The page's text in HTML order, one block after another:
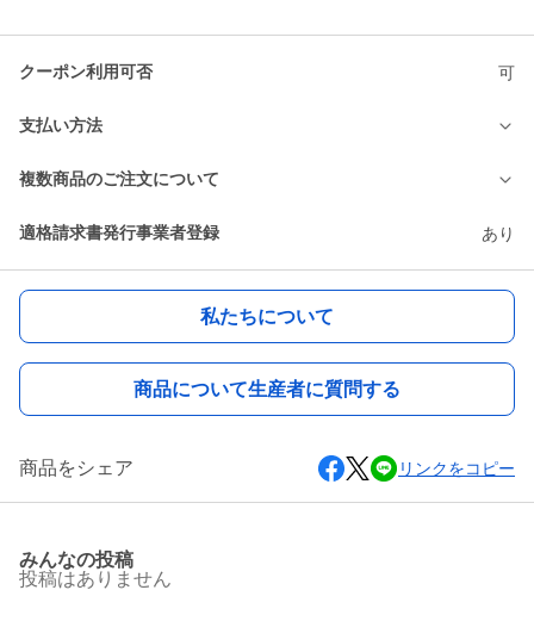
クーポン利用可否 可
支払い方法
複数商品のご注文について
適格請求書発行事業者登録 あり
私たちについて
商品について生産者に質問する
商品をシェア リンクをコピー
みんなの投稿
投稿はありません